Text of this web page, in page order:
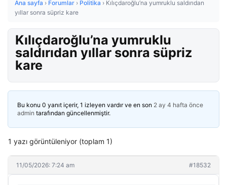
Ana sayfa › Forumlar › Politika › Kılıçdaroğlu’na yumruklu saldırıdan
yıllar sonra süpriz kare
Kılıçdaroğlu’na yumruklu
saldırıdan yıllar sonra süpriz
kare
Bu konu 0 yanıt içerir, 1 izleyen vardır ve en son 2 ay 4 hafta önce
admin tarafından güncellenmiştir.
1 yazı görüntüleniyor (toplam 1)
11/05/2026: 7:24 am #18532